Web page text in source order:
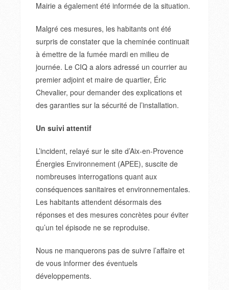
Mairie a également été informée de la situation.
Malgré ces mesures, les habitants ont été
surpris de constater que la cheminée continuait
à émettre de la fumée mardi en milieu de
journée. Le CIQ a alors adressé un courrier au
premier adjoint et maire de quartier, Éric
Chevalier, pour demander des explications et
des garanties sur la sécurité de l’installation.
Un suivi attentif
L’incident, relayé sur le site d’Aix-en-Provence
Énergies Environnement (APEE), suscite de
nombreuses interrogations quant aux
conséquences sanitaires et environnementales.
Les habitants attendent désormais des
réponses et des mesures concrètes pour éviter
qu’un tel épisode ne se reproduise.
Nous ne manquerons pas de suivre l’affaire et
de vous informer des éventuels
développements.